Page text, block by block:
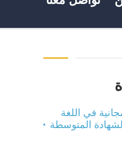
في اللغة
المتوسطة